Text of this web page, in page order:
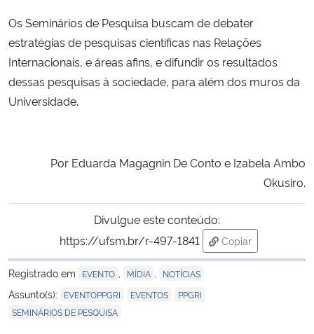
Os Seminários de Pesquisa buscam de debater
estratégias de pesquisas científicas nas Relações
Internacionais, e áreas afins, e difundir os resultados
dessas pesquisas à sociedade, para além dos muros da
Universidade.
Por Eduarda Magagnin De Conto e Izabela Ambo
Okusiro.
Divulgue este conteúdo:
https://ufsm.br/r-497-1841
Copiar
para área de
Registrado em
EVENTO MÍDIA NOTÍCIAS
Assunto(s): EVENTOPPGRI EVENTOS PPGRI
SEMINÁRIOS DE PESQUISA